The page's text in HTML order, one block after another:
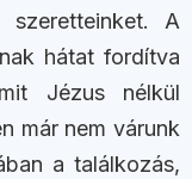
szeretteinket. A
hátat fordítva
Jézus nélkül
már nem várunk
a találkozás,